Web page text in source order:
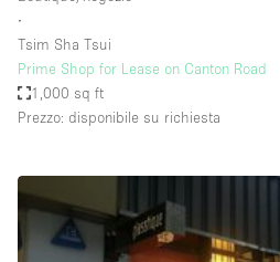
Sala conferenze
Sala riunioni
Spazio creativo
Spazio hall
Spazio per Eventi
∙
Tsim Sha Tsui
Prime Shop for Lease on Canton Road
1,000 sq ft
Prezzo: disponibile su richiesta